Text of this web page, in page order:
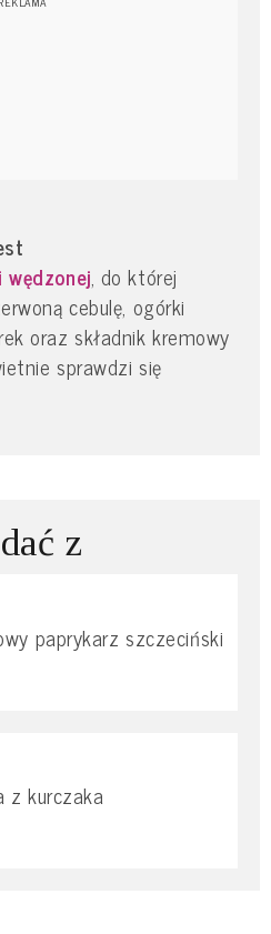
, do której
cebulę, ogórki
oraz składnik kremowy
sprawdzi się
z
paprykarz szczeciński
z kurczaka